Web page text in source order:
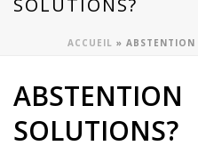
SOLUTIONS?
ACCUEIL » ABSTENTION
SOLUTIONS?